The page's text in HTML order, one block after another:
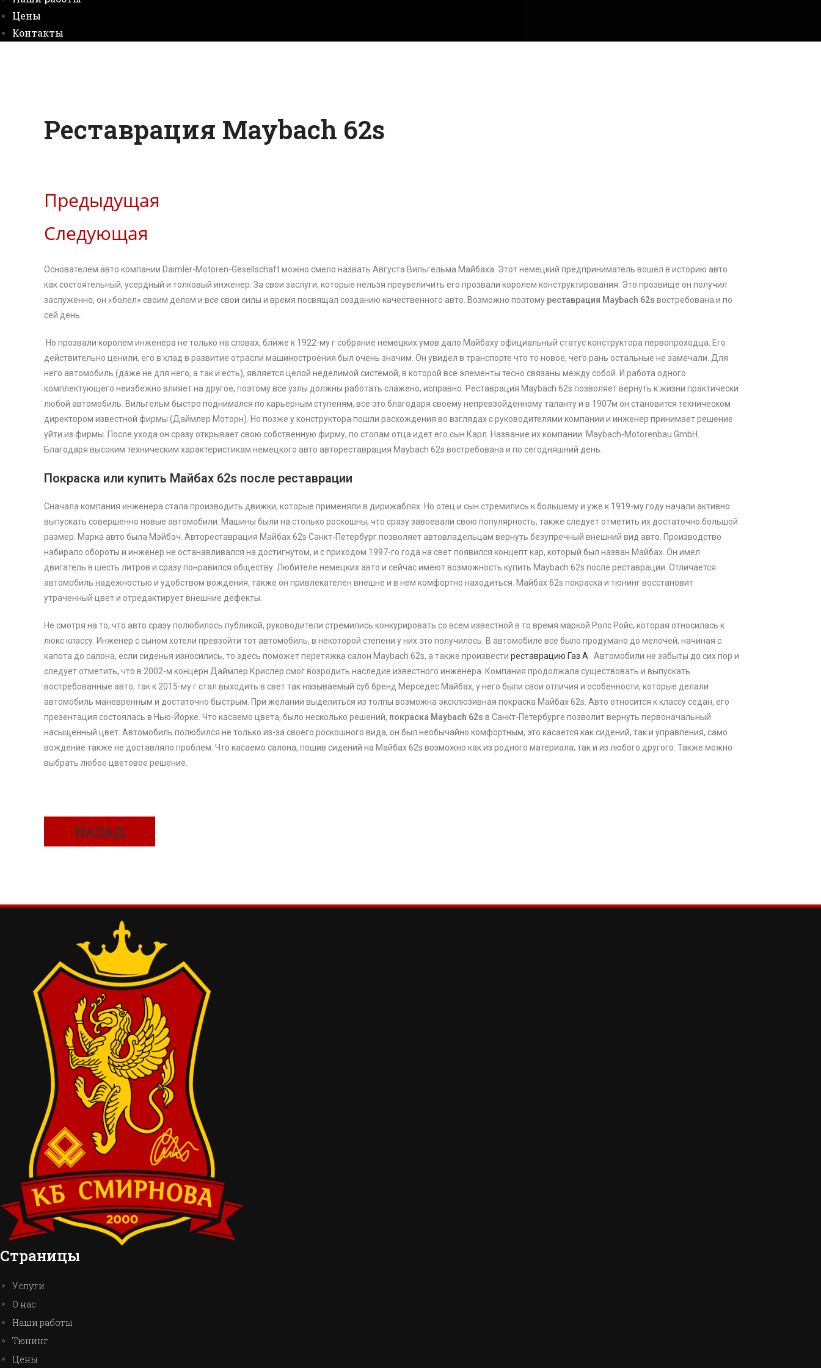
Цены
Контакты
Реставрация Maybach 62s
Предыдущая
Следующая
Основателем авто компании Daimler-Motoren-Gesellschaft можно смело назвать Августа Вильгельма Майбаха. Этот немецкий предприниматель вошел в историю авто
как состоятельный, усердный и толковый инженер. За свои заслуги, которые нельзя преувеличить его прозвали королем конструктирования. Это прозвище он получил
заслуженно, он «болел» своим делом и все свои силы и время посвящал созданию качественного авто. Возможно поэтому реставрация Maybach 62s востребована и по
сей день.
Но прозвали королем инженера не только на словах, ближе к 1922-му г собрание немецких умов дало Майбаху официальный статус конструктора первопроходца. Его
действительно ценили, его в клад в развитие отрасли машиностроения был очень значим. Он увидел в транспорте что то новое, чего рань остальные не замечали. Для
него автомобиль (даже не для него, а так и есть), является целой неделимой системой, в которой все элементы тесно связаны между собой. И работа одного
комплектующего неизбежно влияет на другое, поэтому все узлы должны работать слажено, исправно. Реставрация Maybach 62s позволяет вернуть к жизни практически
любой автомобиль. Вильгельм быстро поднимался по карьерным ступеням, все это благодаря своему непревзойденному таланту и в 1907м он становится техническом
директором известной фирмы (Даймлер Моторн). Но позже у конструктора пошли расхождения во взглядах с руководителями компании и инженер принимает решение
уйти из фирмы. После ухода он сразу открывает свою собственную фирму, по стопам отца идет его сын Карл. Название их компании: Maybach-Motorenbau GmbH.
Благодаря высоким техническим характеристикам немецкого авто автореставрация Maybach 62s востребована и по сегодняшний день.
Покраска или купить Майбах 62s после реставрации
Сначала компания инженера стала производить движки, которые применяли в дирижаблях. Но отец и сын стремились к большему и уже к 1919-му году начали активно
выпускать совершенно новые автомобили. Машины были на столько роскошны, что сразу завоевали свою популярность, также следует отметить их достаточно большой
размер. Марка авто была Мэйбэч. Автореставрация Майбах 62s Санкт-Петербург позволяет автовладельцам вернуть безупречный внешний вид авто. Производство
набирало обороты и инженер не останавливался на достигнутом, и с приходом 1997-го года на свет появился концепт кар, который был назван Майбах. Он имел
двигатель в шесть литров и сразу понравился обществу. Любителе немецких авто и сейчас имеют возможность купить Maybach 62s после реставрации. Отличается
автомобиль надежностью и удобством вождения, также он привлекателен внешне и в нем комфортно находиться. Майбах 62s покраска и тюнинг восстановит
утраченный цвет и отредактирует внешние дефекты.
Не смотря на то, что авто сразу полюбилось публикой, руководители стремились конкурировать со всем известной в то время маркой Ролс Ройс, которая относилась к
люкс классу. Инженер с сыном хотели превзойти тот автомобиль, в некоторой степени у них это получилось. В автомобиле все было продумано до мелочей, начиная с
капота до салона, если сиденья износились, то здесь поможет перетяжка салон Maybach 62s, а также произвести реставрацию Газ А . Автомобили не забыты до сих пор и
следует отметить, что в 2002-м концерн Даймлер Крислер смог возродить наследие известного инженера. Компания продолжала существовать и выпускать
востребованные авто, так к 2015-му г стал выходить в свет так называемый суб бренд Мерседес Майбах, у него были свои отличия и особенности, которые делали
автомобиль маневренным и достаточно быстрым. При желании выделиться из толпы возможна эксклюзивная покраска Майбах 62s. Авто относится к классу седан, его
презентация состоялась в Нью-Йорке. Что касаемо цвета, было несколько решений, покраска Maybach 62s в Санкт-Петербурге позволит вернуть первоначальный
насыщенный цвет. Автомобиль полюбился не только из-за своего роскошного вида, он был необычайно комфортным, это касается как сидений, так и управления, само
вождение также не доставляло проблем. Что касаемо салона, пошив сидений на Майбах 62s возможно как из родного материала, так и из любого другого. Также можно
выбрать любое цветовое решение.
НАЗАД
Страницы
Услуги
О нас
Наши работы
Тюнинг
Цены